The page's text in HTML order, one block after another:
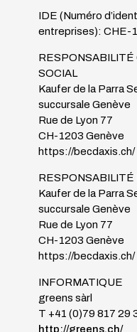
IDE (Numéro
entreprises): CHE-
RESPONSABILITÉ
SOCIAL
Kaufer de la Parra
succursale Genève
Rue de Lyon 77
CH-1203 Genève
https://becdaxis.ch/
RESPONSABILITÉ
Kaufer de la Parra
succursale Genève
Rue de Lyon 77
CH-1203 Genève
https://becdaxis.ch/
INFORMATIQUE
greens sàrl
T +41 (0)79 817 29
http://greens.ch/